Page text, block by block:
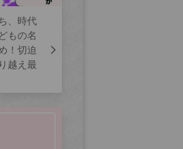
、時代
もの名
！切迫
越え最